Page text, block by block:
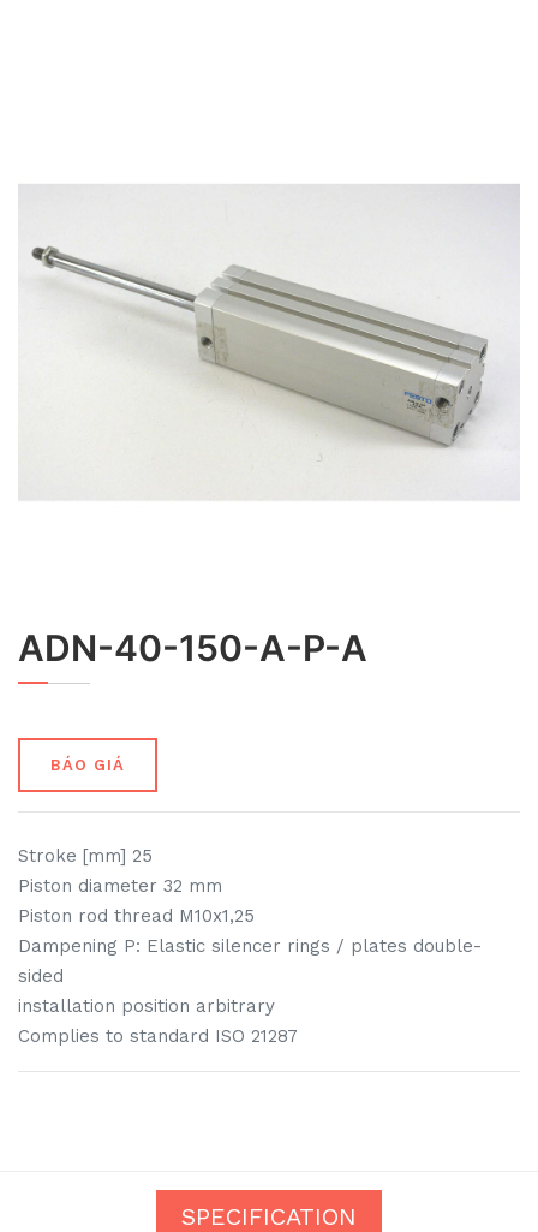
ADN-40-150-A-P-A
BÁO GIÁ
Stroke [mm] 25
Piston diameter 32 mm
Piston rod thread M10x1,25
Dampening P: Elastic silencer rings / plates double-
sided
installation position arbitrary
Complies to standard ISO 21287
SPECIFICATION